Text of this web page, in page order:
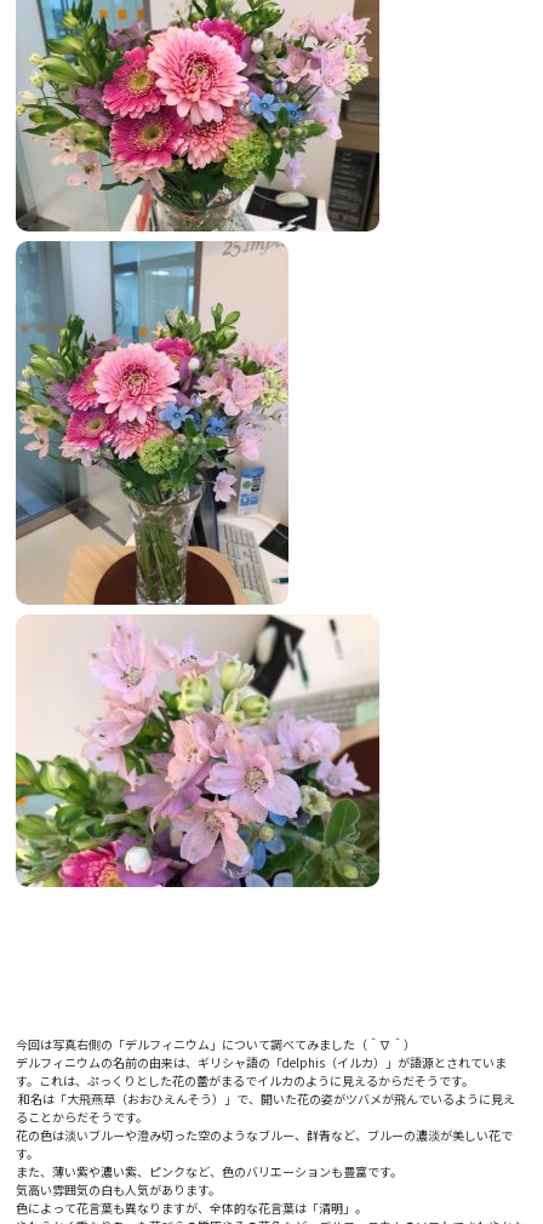
今回は写真右側の「デルフィニウム」について調べてみました（＾∇＾）
デルフィニウムの名前の由来は、ギリシャ語の「delphis（イルカ）」が語源とされていま
す。これは、ぷっくりとした花の蕾がまるでイルカのように見えるからだそうです。
和名は「大飛燕草（おおひえんそう）」で、開いた花の姿がツバメが飛んでいるように見え
ることからだそうです。
花の色は淡いブルーや澄み切った空のようなブルー、群青など、ブルーの濃淡が美しい花で
す。
また、薄い紫や濃い紫、ピンクなど、色のバリエーションも豊富です。
気高い雰囲気の白も人気があります。
色によって花言葉も異なりますが、全体的な花言葉は「清明」。